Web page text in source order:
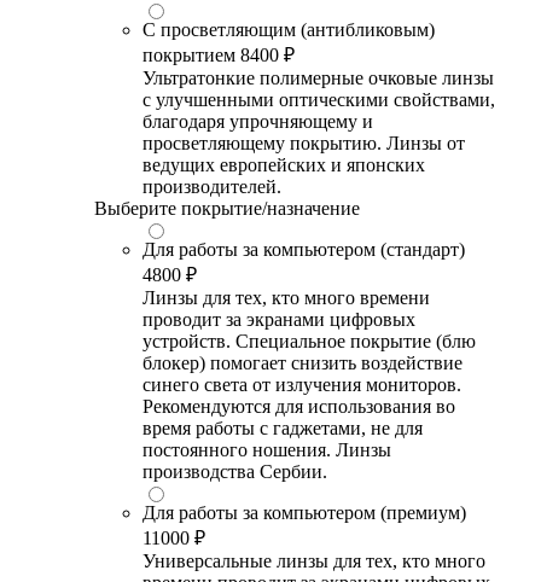
С просветляющим (антибликовым)
покрытием 8400 ₽
Ультратонкие полимерные очковые линзы
с улучшенными оптическими свойствами,
благодаря упрочняющему и
просветляющему покрытию. Линзы от
ведущих европейских и японских
производителей.
Выберите покрытие/назначение
Для работы за компьютером (стандарт)
4800 ₽
Линзы для тех, кто много времени
проводит за экранами цифровых
устройств. Специальное покрытие (блю
блокер) помогает снизить воздействие
синего света от излучения мониторов.
Рекомендуются для использования во
время работы с гаджетами, не для
постоянного ношения. Линзы
производства Сербии.
Для работы за компьютером (премиум)
11000 ₽
Универсальные линзы для тех, кто много